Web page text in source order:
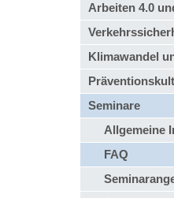
Arbeiten 4.0
Klimawandel
Seminare
Allgemeine
FAQ